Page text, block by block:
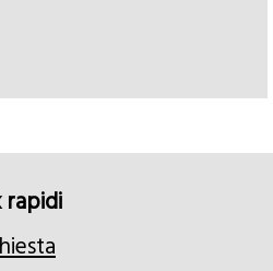
rapidi